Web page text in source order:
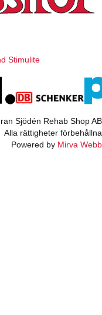
Stimulite
Sjödén Rehab Shop AB
Alla rättigheter förbehållna
Powered by Mirva Webb